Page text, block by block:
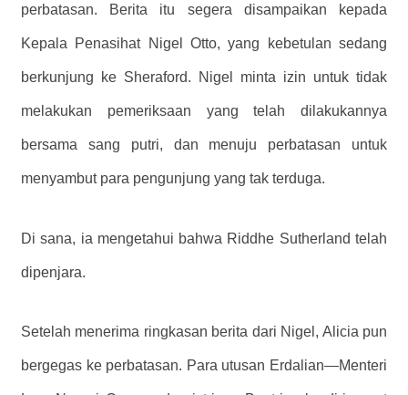
perbatasan. Berita itu segera disampaikan kepada
Kepala Penasihat Nigel Otto, yang kebetulan sedang
berkunjung ke Sheraford. Nigel minta izin untuk tidak
melakukan pemeriksaan yang telah dilakukannya
bersama sang putri, dan menuju perbatasan untuk
menyambut para pengunjung yang tak terduga.
Di sana, ia mengetahui bahwa Riddhe Sutherland telah
dipenjara.
Setelah menerima ringkasan berita dari Nigel, Alicia pun
bergegas ke perbatasan. Para utusan Erdalian—Menteri